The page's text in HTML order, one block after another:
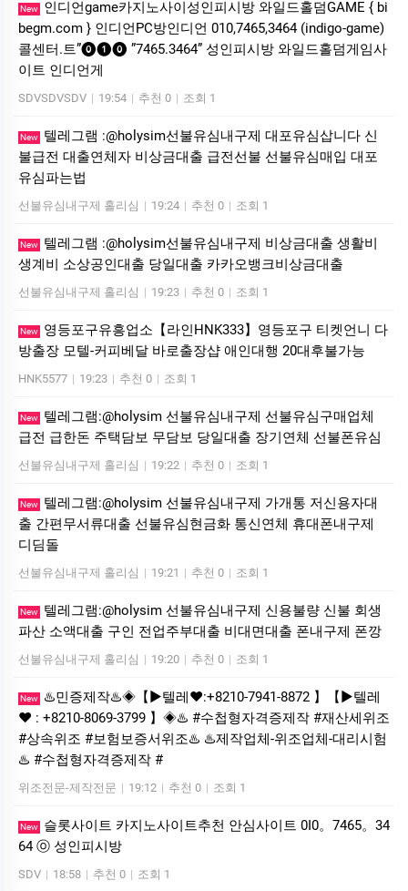
New
인디언game카­지노사이성인피시방 와일드홀덤GAME { bi
begm.com } 인디언PC방인디언 010,7465,3464 (indigo-game)
콜센터.트”⓿❶⓿ ”7465.3464” 성인피시방 와일드홀덤게임사
이트 인디언게
SDVSDVSDV | 19:54 | 추천 0 | 조회 1
New
텔레그램 :@holysim선불유심내구제 대포유심삽니다 신
불급전 대출연체자 비상금대출 급전선불 선불유심매입 대포
유심파는법
선불유심내구제 홀리심 | 19:24 | 추천 0 | 조회 1
New
텔레그램 :@holysim선불유심내구제 비상금대출 생활비
생계비 소상공인대출 당일대출 카카오뱅크비상금대출
선불유심내구제 홀리심 | 19:23 | 추천 0 | 조회 1
New
영등포구유흥업소【라인HNK333】영등포구 티켓언니 다
방출장 모텔-커피베달 바로출장샵 애인대행 20대후불가능
HNK5577 | 19:23 | 추천 0 | 조회 1
New
텔레그램:@holysim 선불유심내구제 선불유심구매업체
급전 급한돈 주택담보 무담보 당일대출 장기연체 선불폰유심
선불유심내구제 홀리심 | 19:22 | 추천 0 | 조회 1
New
텔레그램:@holysim 선불유심내구제 가개통 저신용자대
출 간편무서류대출 선불유심현금화 통신연체 휴대폰내구제
디딤돌
선불유심내구제 홀리심 | 19:21 | 추천 0 | 조회 1
New
텔레그램:@holysim 선불유심내구제 신용불량 신불 회생
파산 소액대출 구인 전업주부대출 비대면대출 폰내구제 폰깡
선불유심내구제 홀리심 | 19:20 | 추천 0 | 조회 1
New
♨️민증제작♨️◈【▶텔레♥:+8210-7941-8872 】【▶텔레
♥ : +8210-8069-3799 】◈♨️ #수첩형자격증제작 #재산세위조
#상속위조 #보험보증서위조♨️ ♨️제작업체-위조업체-대리시험
♨️ #수첩형자격증제작 #
위조전문-제작전문 | 19:12 | 추천 0 | 조회 1
New
슬롯사이트 카지노사이트추천 안심사이트 0I0。7465。34
64 ⓞ 성인피시방
SDV | 18:58 | 추천 0 | 조회 1